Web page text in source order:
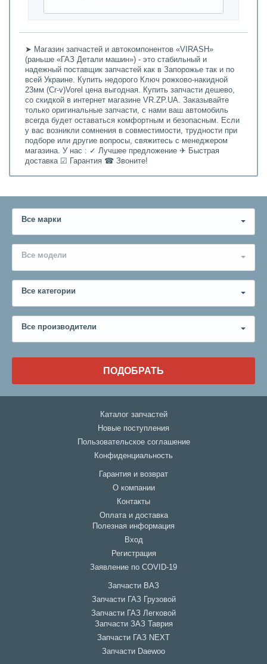
➤ Магазин запчастей и автокомпонентов «VIRASH»
(раньше «ГАЗ Детали машин») - это стабильный и
надежный поставщик запчастей как в Запорожье так и по
всей Украине. Купить недорого Ключ рожково-накидной
23мм (Cr-v)Vorel цена выгодная. Купить запчасти дешево,
со скидкой в интернет магазине VR.ZP.UA. Заказывайте
только оригинальные запчасти, с нами ваш автомобиль
всегда будет оставаться комфортным и безопасным. Если
у вас возникли сомнения в совместимости, трудности при
подборе или другие вопросы, свяжитесь с менеджером
магазина. У нас : ✓ Лучшее предложение ✈ Быстрая
доставка ☑ Гарантия ☎ Звоните!
Все марки
Все модели
Все категории
Все производители
ПОДОБРАТЬ
Каталог запчастей
Новые поступления
Пользовательское соглашение
Конфиденциальность
Гарантия и возврат
О компании
Контакты
Оплата и доставка
Полезная информация
Вход
Регистрация
Заявление по COVID-19
Запчасти ВАЗ
Запчасти ГАЗ Грузовой
Запчасти ГАЗ Легковой
Запчасти ЗАЗ Таврия
Запчасти ГАЗ NEXT
Запчасти Daewoo